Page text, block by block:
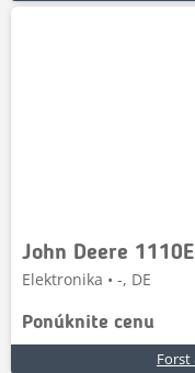
Elektronika • -, DE
Ponúknite cenu
Forst